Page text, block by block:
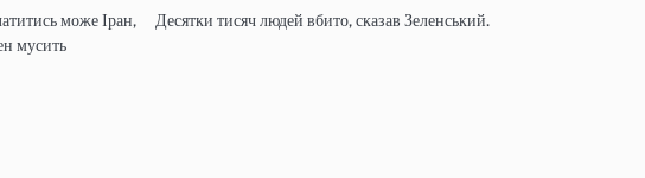
може Іран,
мусить
Десятки тисяч людей вбито, сказав Зеленський.